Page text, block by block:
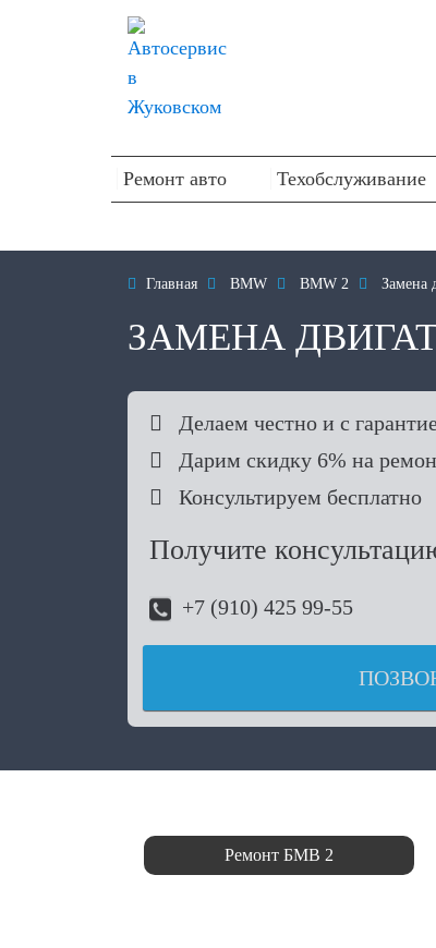
Ремонт авто Техобслуживание
 Главная  BMW  BMW 2  Замена
ЗАМЕНА
 Делаем честно и с
 Дарим скидку 6% на
 Консультируем бесплатно
Получите
+7 (910) 425 99-55
Ремонт БМВ 2